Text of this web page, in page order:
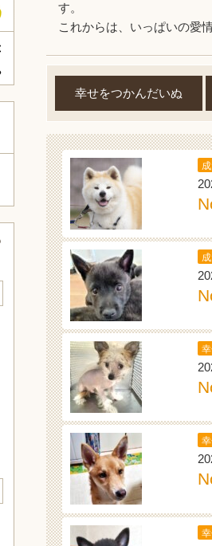
す。
これからは、いっぱいの愛
幸せをつかんだいぬ